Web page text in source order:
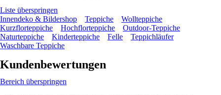
Liste überspringen
Innendeko & Bildershop
Teppiche
Wollteppiche
Kurzflorteppiche
Hochflorteppiche
Outdoor-Teppiche
Naturteppiche
Kinderteppiche Felle
Teppichläufer
Waschbare Teppiche
Kundenbewertungen
Bereich überspringen